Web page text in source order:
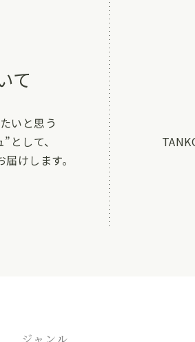
て
いと思う
として、
けします。